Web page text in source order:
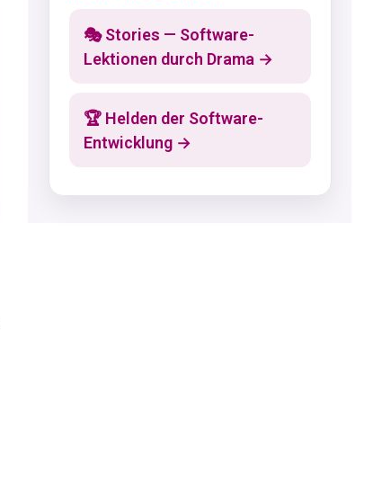
🎭 Stories — Software-
Lektionen durch Drama →
🏆 Helden der Software-
Entwicklung →